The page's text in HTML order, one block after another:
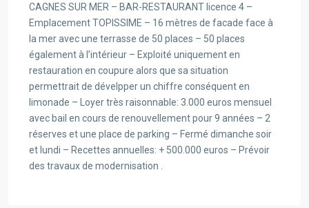
CAGNES SUR MER – BAR-RESTAURANT licence 4 –
Emplacement TOPISSIME – 16 mètres de facade face à
la mer avec une terrasse de 50 places – 50 places
également à l’intérieur – Exploité uniquement en
restauration en coupure alors que sa situation
permettrait de dévelpper un chiffre conséquent en
limonade – Loyer très raisonnable: 3.000 euros mensuel
avec bail en cours de renouvellement pour 9 années – 2
réserves et une place de parking – Fermé dimanche soir
et lundi – Recettes annuelles: + 500.000 euros – Prévoir
des travaux de modernisation .